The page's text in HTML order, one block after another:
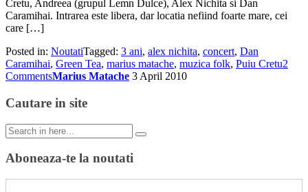
Cretu, Andreea (grupul Lemn Dulce), Alex Nichita si Dan
Caramihai. Intrarea este libera, dar locatia nefiind foarte mare, cei
care […]
Posted in: NoutatiTagged: 3 ani, alex nichita, concert, Dan
Caramihai, Green Tea, marius matache, muzica folk, Puiu Cretu2
CommentsMarius Matache 3 April 2010
Cautare in site
Search
for:
Aboneaza-te la noutati